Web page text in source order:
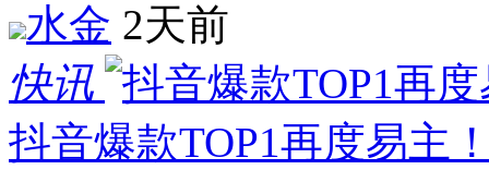
水金 2天前
快讯
抖音爆款TOP1再度易主